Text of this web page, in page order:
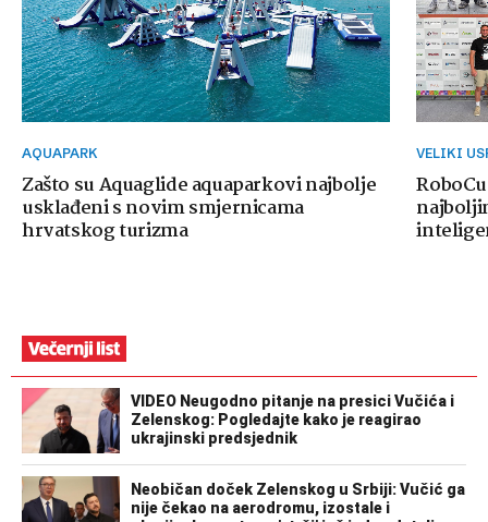
AQUAPARK
Zašto su Aquaglide aquaparkovi najbolje
usklađeni s novim smjernicama
hrvatskog turizma
VELIKI